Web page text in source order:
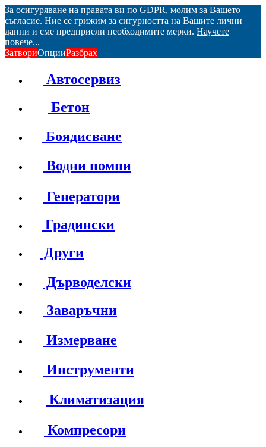
За осигуряване на правата ви по GDPR, молим за Вашето
съгласие. Ние се грижим за сигурността на Вашите лични
данни и сме предприели необходимите мерки. Научете
повече...
ЗатвориОпцииРазбрах
Автосервиз
Бетон
Боядисване
Водни помпи
Генератори
Градински
Други
Дърводелски
Заваръчни
Измерване
Инструменти
Климатизация
Компресори